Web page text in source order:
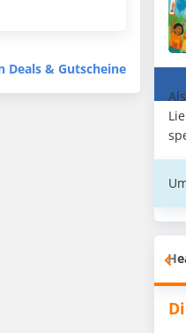
Deals & Gutscheine